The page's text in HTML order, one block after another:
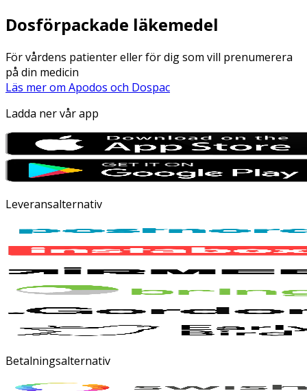
Dosförpackade läkemedel
För vårdens patienter eller för dig som vill prenumerera
på din medicin
Läs mer om Apodos och Dospac
Ladda ner vår app
Leveransalternativ
Betalningsalternativ